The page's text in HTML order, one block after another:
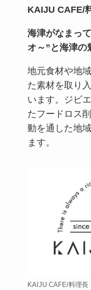
KAIJU CAFE/
海津がなまっ
オ～”と海津の
地元食材や地
た素材を取り
います。ジビ
たフードロス
動を通した地
ます。
KAIJU CAFE/料理長